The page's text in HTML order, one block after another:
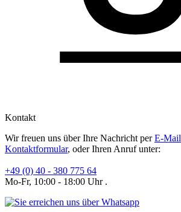
Kontakt
Wir freuen uns über Ihre Nachricht perE-Mail
Kontaktformular, oder Ihren Anruf unter:
+49 (0) 40 - 380 775 64
Mo-Fr, 10:00 - 18:00 Uhr .